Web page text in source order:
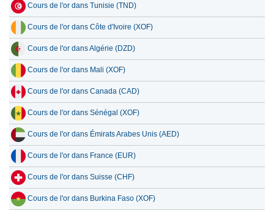
Cours de l'or dans Tunisie (TND)
Cours de l'or dans Côte d'Ivoire (XOF)
Cours de l'or dans Algérie (DZD)
Cours de l'or dans Mali (XOF)
Cours de l'or dans Canada (CAD)
Cours de l'or dans Sénégal (XOF)
Cours de l'or dans Émirats Arabes Unis (AED)
Cours de l'or dans France (EUR)
Cours de l'or dans Suisse (CHF)
Cours de l'or dans Burkina Faso (XOF)